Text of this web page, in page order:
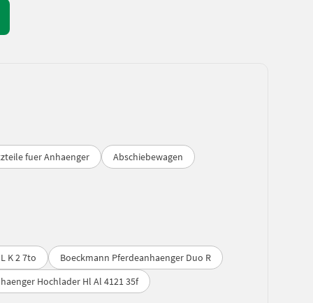
fuer Anhaenger Abschiebewagen
K 2 7to
Boeckmann Pferdeanhaenger Duo R
Hochlader Hl Al 4121 35f